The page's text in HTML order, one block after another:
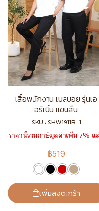
เสื้อพนักงาน เบลบอย รุ่นเอ
อร์เบิ้น แขนสั้น
SKU : SHW1911B-1
ราคานี้รวมภาษีมูลค่าเพิ่ม 7% แ
฿519
เพิ่มลงตะกร้า